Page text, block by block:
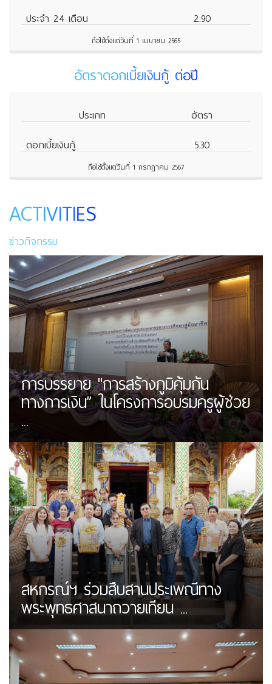
ประจำ 24 เดือน
2.90
ถือใช้ตั้งแต่วันที่ 1 เมษายน 2565
อัตราดอกเบี้ยเงินกู้ ต่อปี
ประเภท
อัตรา
ดอกเบี้ยเงินกู้
5.30
ถือใช้ตั้งแต่วันที่ 1 กรกฎาคม 2567
ACTIVITIES
ข่าวกิจกรรม
การบรรยาย "การสร้างภูมิคุ้มกัน
ทางการเงิน” ในโครงการอบรมครูผู้ช่วย
...
สหกรณ์ฯ ร่วมสืบสานประเพณีทาง
พระพุทธศาสนาถวายเทียน ...